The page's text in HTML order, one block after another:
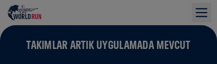
TAKIMLAR ARTIK UYGULAMADA MEVCUT